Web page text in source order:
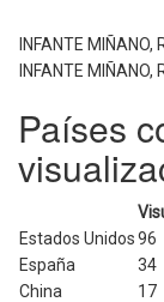
INFANTE
INFANTE MIÑANO,
Países
Estados Unidos96
España
34
China
17